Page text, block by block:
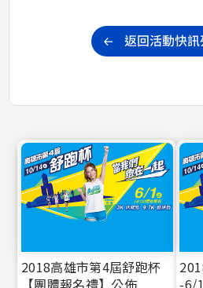
2018高雄市第4屆舒跑杯
【團體報名禮】公佈
-6/